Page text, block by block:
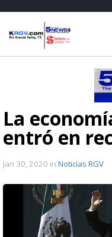
La
entró en
Jan 30, 2020 in Noticias RGV